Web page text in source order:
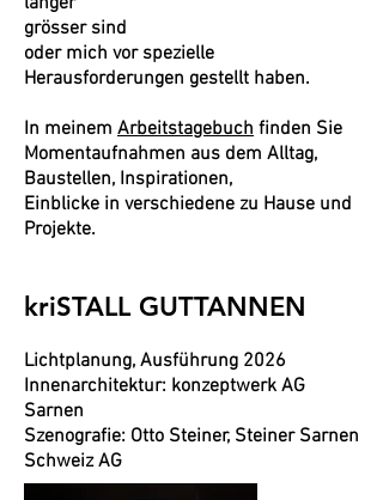
grösser sind
oder mich vor spezielle
Herausforderungen gestellt haben.
In meinem Arbeitstagebuch finden Sie
Momentaufnahmen aus dem Alltag,
Baustellen, Inspirationen,
Einblicke in verschiedene zu Hause und
Projekte.
kriSTALL GUTTANNEN
Lichtplanung, Ausführung 2026
Innenarchitektur: konzeptwerk AG
Sarnen
Szenografie: Otto Steiner, Steiner Sarnen
Schweiz AG